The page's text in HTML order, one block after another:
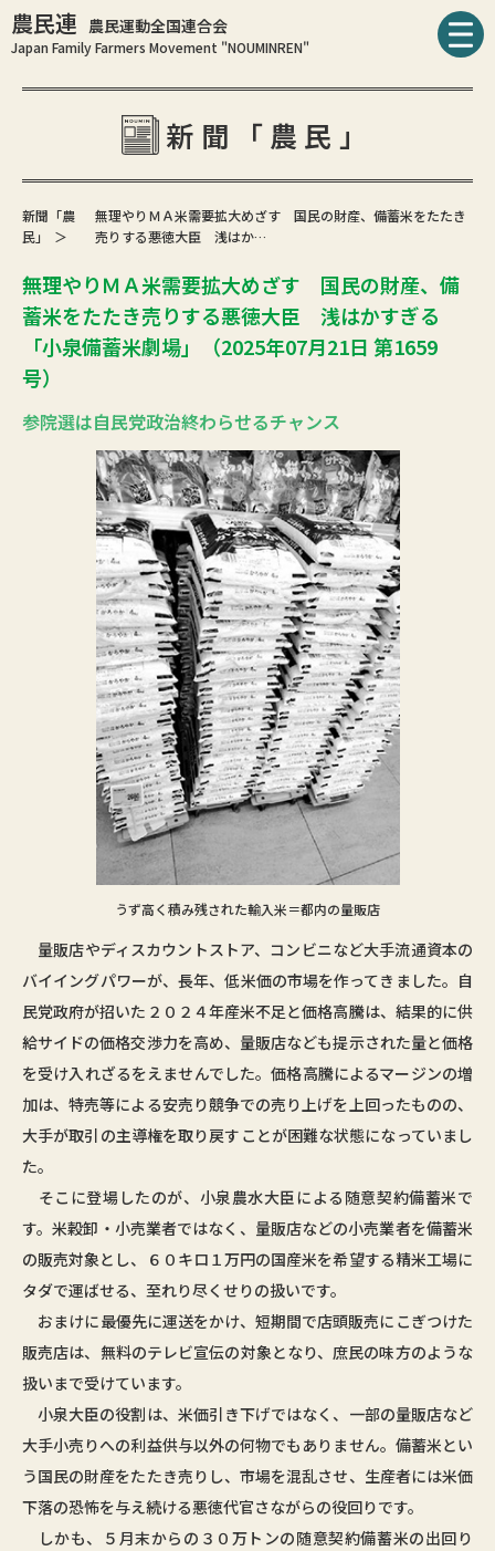
農民連 農民運動全国連合会
Japan Family Farmers Movement "NOUMINREN"
新聞「農民」
新聞「農
民」
無理やりＭＡ米需要拡大めざす 国民の財産、備蓄米をたたき
売りする悪徳大臣 浅はか…
無理やりＭＡ米需要拡大めざす 国民の財産、備
蓄米をたたき売りする悪徳大臣 浅はかすぎる
「小泉備蓄米劇場」（2025年07月21日 第1659
号）
参院選は自民党政治終わらせるチャンス
うず高く積み残された輸入米＝都内の量販店
量販店やディスカウントストア、コンビニなど大手流通資本の
バイイングパワーが、長年、低米価の市場を作ってきました。自
民党政府が招いた２０２４年産米不足と価格高騰は、結果的に供
給サイドの価格交渉力を高め、量販店なども提示された量と価格
を受け入れざるをえませんでした。価格高騰によるマージンの増
加は、特売等による安売り競争での売り上げを上回ったものの、
大手が取引の主導権を取り戻すことが困難な状態になっていまし
た。
そこに登場したのが、小泉農水大臣による随意契約備蓄米で
す。米穀卸・小売業者ではなく、量販店などの小売業者を備蓄米
の販売対象とし、６０キロ１万円の国産米を希望する精米工場に
タダで運ばせる、至れり尽くせりの扱いです。
おまけに最優先に運送をかけ、短期間で店頭販売にこぎつけた
販売店は、無料のテレビ宣伝の対象となり、庶民の味方のような
扱いまで受けています。
小泉大臣の役割は、米価引き下げではなく、一部の量販店など
大手小売りへの利益供与以外の何物でもありません。備蓄米とい
う国民の財産をたたき売りし、市場を混乱させ、生産者には米価
下落の恐怖を与え続ける悪徳代官さながらの役回りです。
しかも、５月末からの３０万トンの随意契約備蓄米の出回り